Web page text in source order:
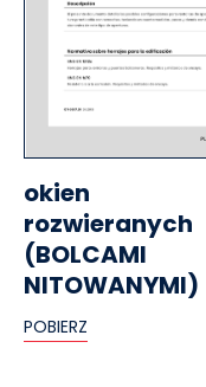
okien
rozwieranych
(BOLCAMI
NITOWANYMI)
POBIERZ